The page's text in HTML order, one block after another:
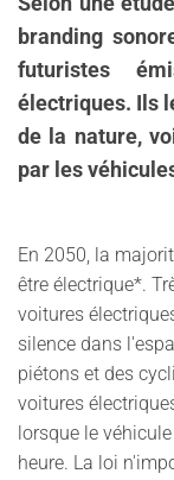
branding
futuristes
électriques. Ils
de la nature,
par les
En 2050, la
être électrique*.
voitures
silence dans
piétons et des
voitures
lorsque le
heure. La loi